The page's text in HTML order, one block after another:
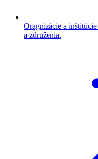
Oragnizácie a inštitúcie
a združenia.